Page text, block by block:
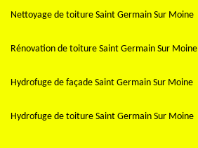
Nettoyage de toiture Saint Germain Sur Moine
Rénovation de toiture Saint Germain Sur Moine
Hydrofuge de façade Saint Germain Sur Moine
Hydrofuge de toiture Saint Germain Sur Moine